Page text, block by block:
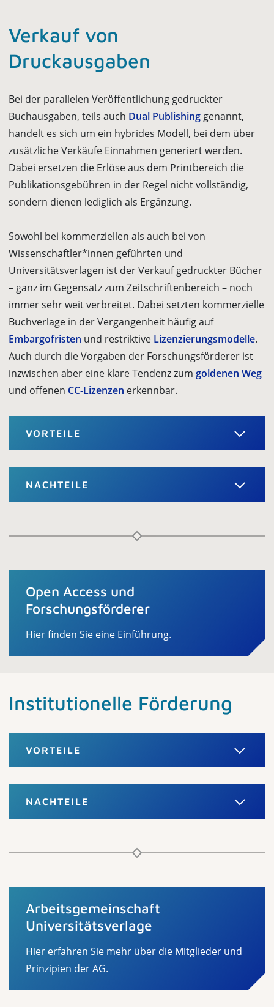
Verkauf von
Druckausgaben
Bei der parallelen Veröffentlichung gedruckter
Buchausgaben, teils auch Dual Publishing genannt,
handelt es sich um ein hybrides Modell, bei dem über
zusätzliche Verkäufe Einnahmen generiert werden.
Dabei ersetzen die Erlöse aus dem Printbereich die
Publikationsgebühren in der Regel nicht vollständig,
sondern dienen lediglich als Ergänzung.
Sowohl bei kommerziellen als auch bei von
Wissenschaftler*innen geführten und
Universitätsverlagen ist der Verkauf gedruckter Bücher
– ganz im Gegen­satz zum Zeitschriftenbereich – noch
immer sehr weit verbreitet. Dabei setzten kommerzielle
Buchverlage in der Vergangenheit häufig auf
Embargofristen und restriktive Lizenzierungsmodelle.
Auch durch die Vorgaben der Forschungsför­derer ist
inzwischen aber eine klare Tendenz zum goldenen Weg
und offenen CC-Lizenzen erkennbar.
VORTEILE
NACHTEILE
Open Access und
Forschungsförderer
Hier finden Sie eine Einführung.
Institutionelle Förderung
VORTEILE
NACHTEILE
Arbeitsgemeinschaft
Universitätsverlage
Hier erfahren Sie mehr über die Mitglieder und
Prinzipien der AG.